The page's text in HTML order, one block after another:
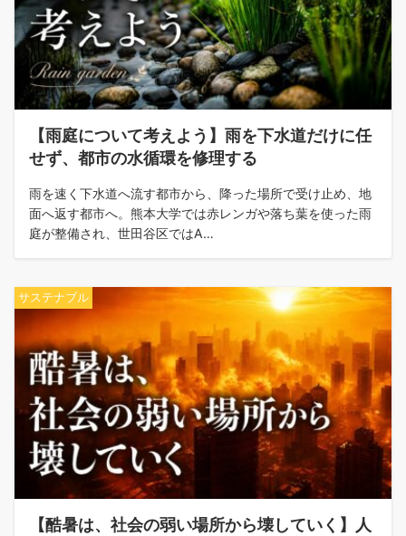
【雨庭について考えよう】雨を下水道だけに任
せず、都市の水循環を修理する
雨を速く下水道へ流す都市から、降った場所で受け止め、地
面へ返す都市へ。熊本大学では赤レンガや落ち葉を使った雨
庭が整備され、世田谷区ではA…
サステナブル
【酷暑は、社会の弱い場所から壊していく】人